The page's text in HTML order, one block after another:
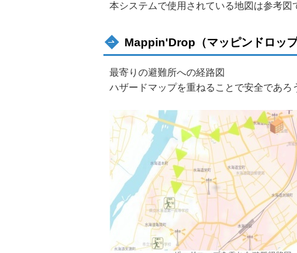
本システムで使用されている地図は参考図
Mappin'Drop（マッピンドロッ
最寄りの避難所への経路図
ハザードマップを重ねることで安全であろ